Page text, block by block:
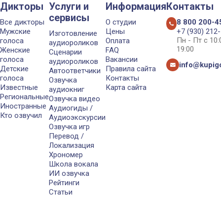
Дикторы
Все дикторы
Мужские
голоса
Женские
голоса
Детские
голоса
Известные
Региональные
Иностранные
Кто озвучил
Услуги и
сервисы
Изготовление
аудиороликов
Сценарии
аудиороликов
Автоответчики
Озвучка
аудиокниг
Озвучка видео
Аудиогиды /
Аудиоэкскурсии
Озвучка игр
Перевод /
Локализация
Хрономер
Школа вокала
ИИ озвучка
Рейтинги
Статьи
Информация
О студии
Цены
Оплата
FAQ
Вакансии
Правила сайта
Контакты
Карта сайта
Контакты
8 800 200-
+7 (930)
Пн - Пт с
19:00